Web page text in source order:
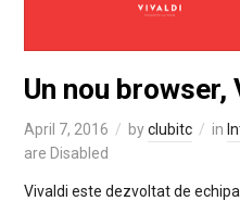
Un nou browser,
April 7, 2016 byclubitc in
are Disabled
Vivaldi este dezvoltat de